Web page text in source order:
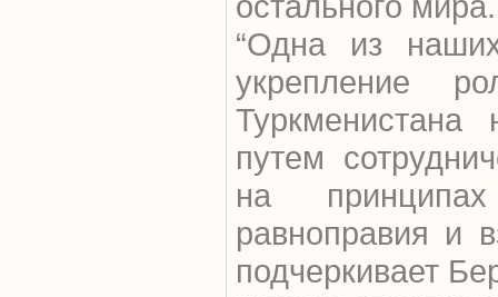
“Одна из
укрепление
путем
на принципах
равноправия и
подчеркивает